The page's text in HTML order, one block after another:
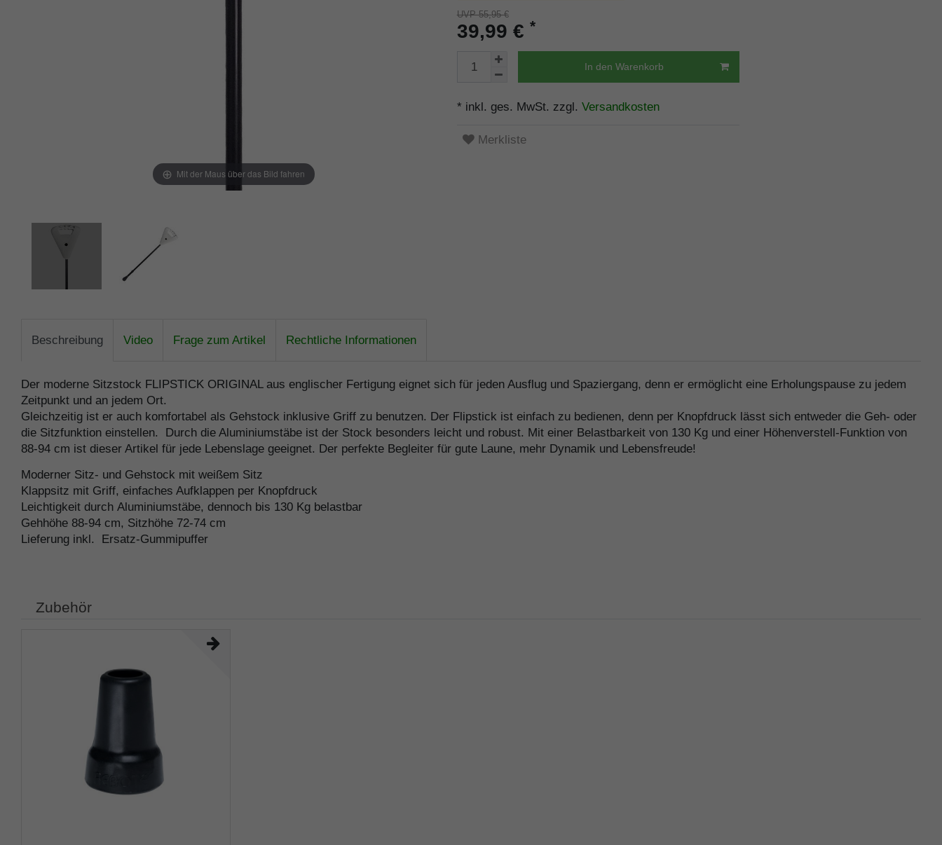
Mit der Maus über das Bild fahren
UVP 55,95 €
39,99 € *
In den Warenkorb
* inkl. ges. MwSt. zzgl. Versandkosten
Merkliste
Beschreibung Video Frage zum Artikel Rechtliche Informationen
Der moderne Sitzstock FLIPSTICK ORIGINAL aus englischer Fertigung eignet sich für jeden Ausflug und Spaziergang, denn er ermöglicht eine Erholungspause zu jedem
Zeitpunkt und an jedem Ort.
Gleichzeitig ist er auch komfortabel als Gehstock inklusive Griff zu benutzen. Der Flipstick ist einfach zu bedienen, denn per Knopfdruck lässt sich entweder die Geh- oder
die Sitzfunktion einstellen. Durch die Aluminiumstäbe ist der Stock besonders leicht und robust. Mit einer Belastbarkeit von 130 Kg und einer Höhenverstell-Funktion von
88-94 cm ist dieser Artikel für jede Lebenslage geeignet. Der perfekte Begleiter für gute Laune, mehr Dynamik und Lebensfreude!
Moderner Sitz- und Gehstock mit weißem Sitz
Klappsitz mit Griff, einfaches Aufklappen per Knopfdruck
Leichtigkeit durch Aluminiumstäbe, dennoch bis 130 Kg belastbar
Gehhöhe 88-94 cm, Sitzhöhe 72-74 cm
Lieferung inkl. Ersatz-Gummipuffer
Zubehör